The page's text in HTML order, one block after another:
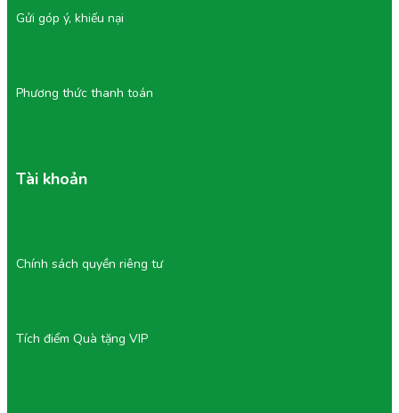
Tích điểm Quà tặng VIP
Chính sách quyền riêng tư
Tài khoản
Phương thức thanh toán
Gửi góp ý, khiếu nại